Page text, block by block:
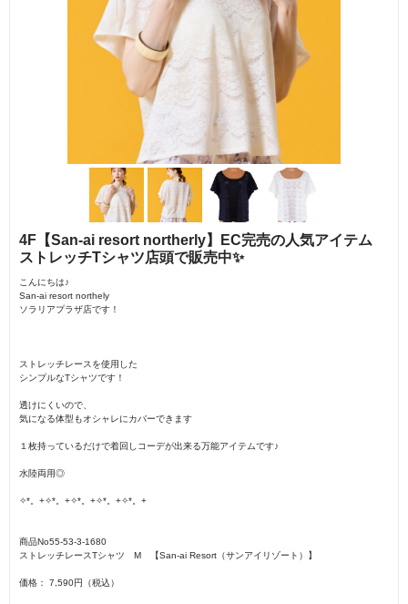
4F【San-ai resort northerly】EC完売の人気アイテム
ストレッチTシャツ店頭で販売中✨
こんにちは♪
San-ai resort northely
ソラリアプラザ店です！
ストレッチレースを使用した
シンプルなTシャツです！
透けにくいので、
気になる体型もオシャレにカバーできます
１枚持っているだけで着回しコーデが出来る万能アイテムです♪
水陸両用◎
✧*。+✧*。+✧*。+✧*。+✧*。+
商品No55-53-3-1680
ストレッチレースTシャツ M 【San-ai Resort（サンアイリゾート）】
価格： 7,590円（税込）